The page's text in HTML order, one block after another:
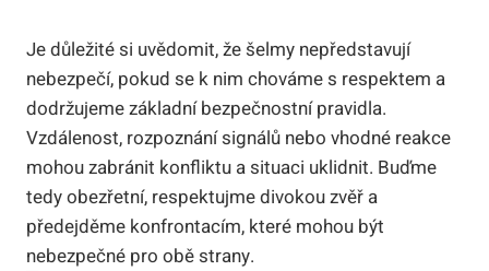
Je důležité si uvědomit, že šelmy nepředstavují
nebezpečí, pokud se k nim chováme s respektem a
dodržujeme základní bezpečnostní pravidla.
Vzdálenost, rozpoznání signálů nebo vhodné reakce
mohou zabránit konfliktu a situaci uklidnit. Buďme
tedy obezřetní, respektujme divokou zvěř a
předejděme konfrontacím, které mohou být
nebezpečné pro obě strany.